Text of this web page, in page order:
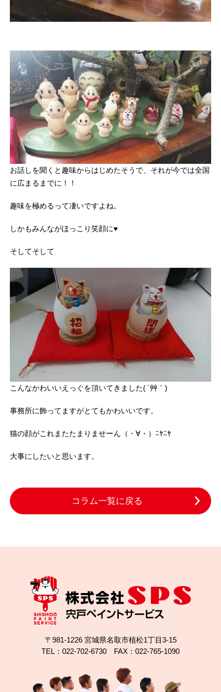
お話しを聞くと趣味からはじめたそうで、それが今では全国
に広まるまでに！！
趣味を極めるって凄いですよね。
しかもみんながほっこり笑顔に♥
そしてそして
こんなかわいいえっぐを頂いてきました( ´艸｀)
事務所に飾ってますがとてもかわいいです。
猫の顔がこれまたたまりませーん（・∀・）ﾆﾔﾆﾔ
大事にしたいと思います。
コラム一覧に戻る
〒981-1226 宮城県名取市植松1丁目3-15
TEL：022-702-6730 FAX：022-765-1090